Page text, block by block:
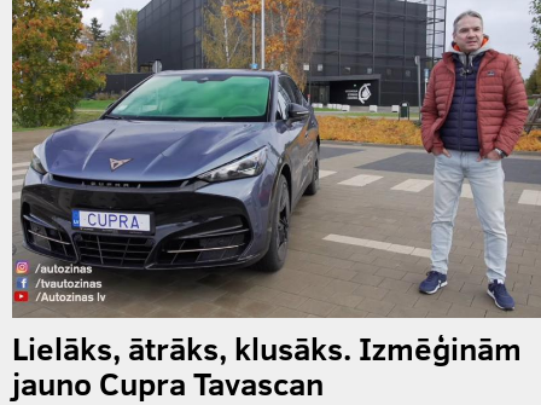
Lielāks, ātrāks, klusāks. Izmēģinām
jauno Cupra Tavascan